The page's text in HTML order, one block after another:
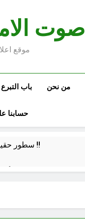
صوت
موقع
من نحن باب التبرع
حسابنا
سطور حقيقية … وأخرى فانتازية سوريالية في الحقبة الديستوبية مع مؤسساتنا الصحية !!